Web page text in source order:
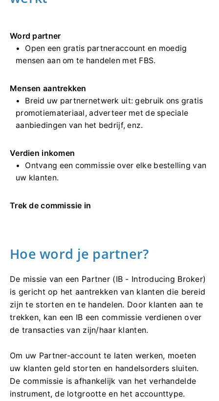
Word partner
Open een gratis partneraccount en moedig
mensen aan om te handelen met FBS.
Mensen aantrekken
Breid uw partnernetwerk uit: gebruik ons ​​gratis
promotiemateriaal, adverteer met de speciale
aanbiedingen van het bedrijf, enz.
Verdien inkomen
Ontvang een commissie over elke bestelling van
uw klanten.
Trek de commissie in
Hoe word je partner?
De missie van een Partner (IB - Introducing Broker)
is gericht op het aantrekken van klanten die bereid
zijn te storten en te handelen. Door klanten aan te
trekken, kan een IB een commissie verdienen over
de transacties van zijn/haar klanten.
Om uw Partner-account te laten werken, moeten
uw klanten geld storten en handelsorders sluiten.
De commissie is afhankelijk van het verhandelde
instrument, de lotgrootte en het accounttype.